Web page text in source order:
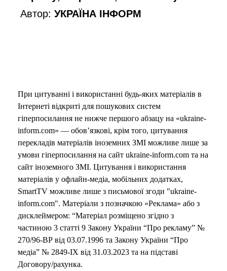
Автор:УКРАЇНА ІНФОРМ
При цитуванні і використанні будь-яких матеріалів в
Інтернеті відкриті для пошукових систем
гіперпосилання не нижче першого абзацу на «ukraine-
inform.com» — обов’язкові, крім того, цитування
перекладів матеріалів іноземних ЗМІ можливе лише за
умови гіперпосилання на сайт ukraine-inform.com та на
сайт іноземного ЗМІ. Цитування і використання
матеріалів у офлайн-медіа, мобільних додатках,
SmartTV можливе лише з письмової згоди "ukraine-
inform.com". Матеріали з позначкою «Реклама» або з
дисклеймером: “Матеріал розміщено згідно з
частиною 3 статті 9 Закону України “Про рекламу” №
270/96-ВР від 03.07.1996 та Закону України “Про
медіа” № 2849-IX від 31.03.2023 та на підставі
Договору/рахунка.